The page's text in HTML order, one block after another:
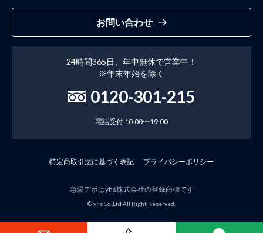
お問い合わせ
24時間365日、年中無休で営業中！
※年末年始を除く
0120-301-215
電話受付 10:00〜19:00
特定商取引法に基づく表記 プライバシーポリシー
急湯デポはyhs株式会社の登録商標です
© yhs Co.,Ltd All Right Reserved.